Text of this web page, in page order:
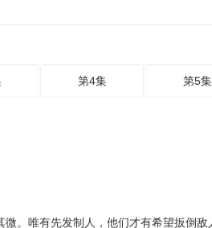
第4集 第5集
。唯有先发制人，他们才有希望扳倒